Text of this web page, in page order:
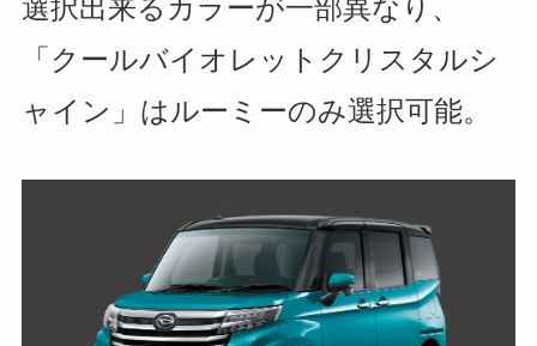
選択出来るカラーが一部異なり、
「クールバイオレットクリスタルシ
ャイン」はルーミーのみ選択可能。